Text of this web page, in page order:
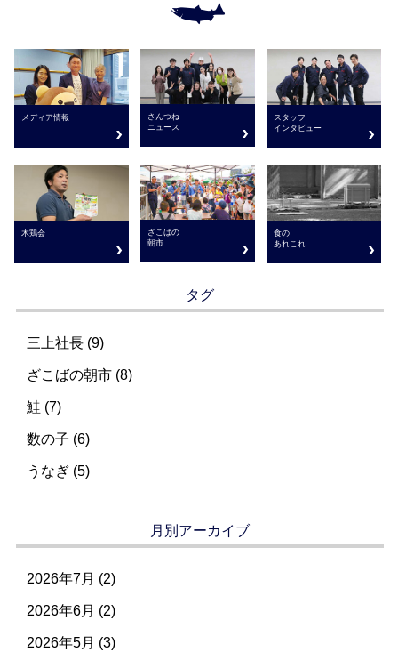
メディア情報
さんつね
ニュース
スタッフ
インタビュー
木鶏会
ざこばの
朝市
食の
あれこれ
タグ
三上社長 (9)
ざこばの朝市 (8)
鮭 (7)
数の子 (6)
うなぎ (5)
月別アーカイブ
2026年7月 (2)
2026年6月 (2)
2026年5月 (3)